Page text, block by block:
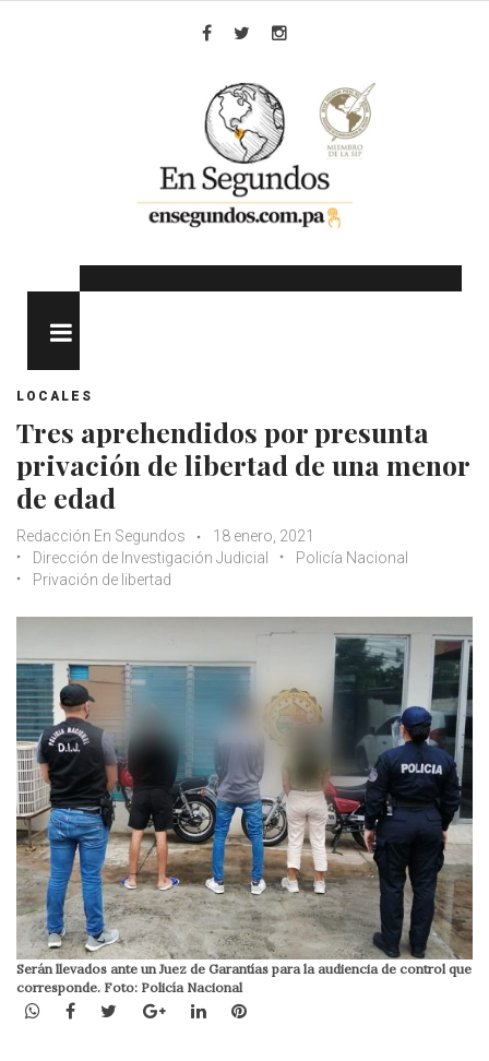
LOCALES
Tres aprehendidos por presunta
privación de libertad de una menor
de edad
Redacción En Segundos
18 enero, 2021
Dirección de Investigación Judicial
Policía Nacional
Privación de libertad
Serán llevados ante un Juez de Garantías para la audiencia de control que
corresponde. Foto: Policía Nacional
WhatsApp
Facebook
TwitterGoogle+LinkedInPinterest